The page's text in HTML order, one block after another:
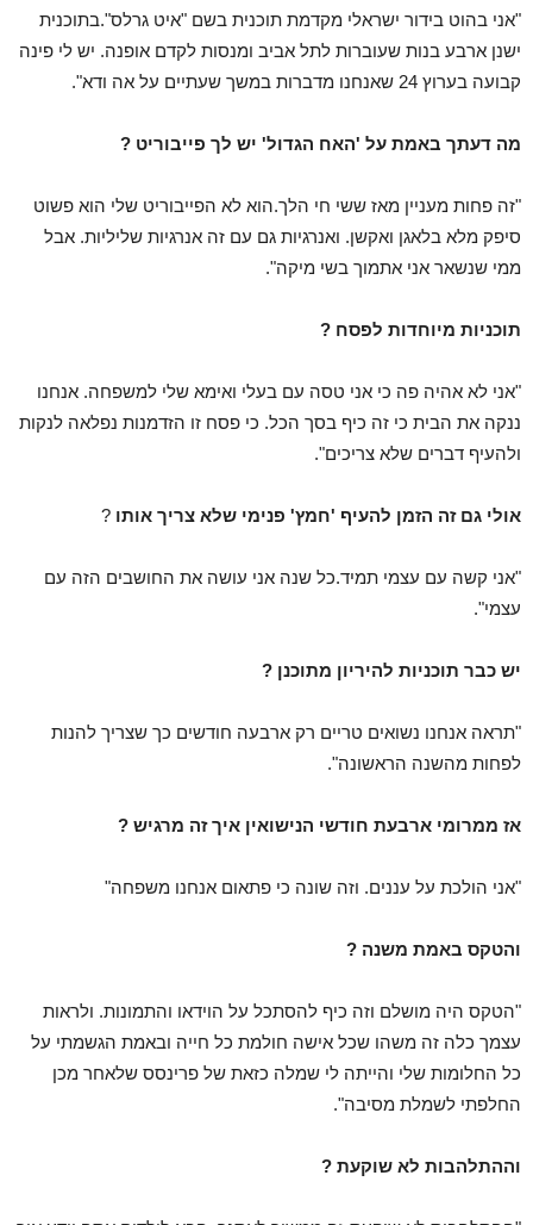
"אני בהוט בידור ישראלי מקדמת תוכנית בשם "איט גרלס".בתוכנית
ישנן ארבע בנות שעוברות לתל אביב ומנסות לקדם אופנה. יש לי פינה
קבועה בערוץ 24 שאנחנו מדברות במשך שעתיים על אה ודא".
מה דעתך באמת על 'האח הגדול' יש לך פייבוריט ?
"זה פחות מעניין מאז ששי חי הלך.הוא לא הפייבוריט שלי הוא פשוט
סיפק מלא בלאגן ואקשן. ואנרגיות גם עם זה אנרגיות שליליות. אבל
ממי שנשאר אני אתמוך בשי מיקה".
תוכניות מיוחדות לפסח ?
"אני לא אהיה פה כי אני טסה עם בעלי ואימא שלי למשפחה. אנחנו
ננקה את הבית כי זה כיף בסך הכל. כי פסח זו הזדמנות נפלאה לנקות
ולהעיף דברים שלא צריכים".
אולי גם זה הזמן להעיף 'חמץ' פנימי שלא צריך אותו ?
"אני קשה עם עצמי תמיד.כל שנה אני עושה את החושבים הזה עם
עצמי".
יש כבר תוכניות להיריון מתוכנן ?
"תראה אנחנו נשואים טריים רק ארבעה חודשים כך שצריך להנות
לפחות מהשנה הראשונה".
אז ממרומי ארבעת חודשי הנישואין איך זה מרגיש ?
"אני הולכת על עננים. וזה שונה כי פתאום אנחנו משפחה"
והטקס באמת משנה ?
"הטקס היה מושלם וזה כיף להסתכל על הוידאו והתמונות. ולראות
עצמך כלה זה משהו שכל אישה חולמת כל חייה ובאמת הגשמתי על
כל החלומות שלי והייתה לי שמלה כזאת של פרינסס שלאחר מכן
החלפתי לשמלת מסיבה".
וההתלהבות לא שוקעת ?